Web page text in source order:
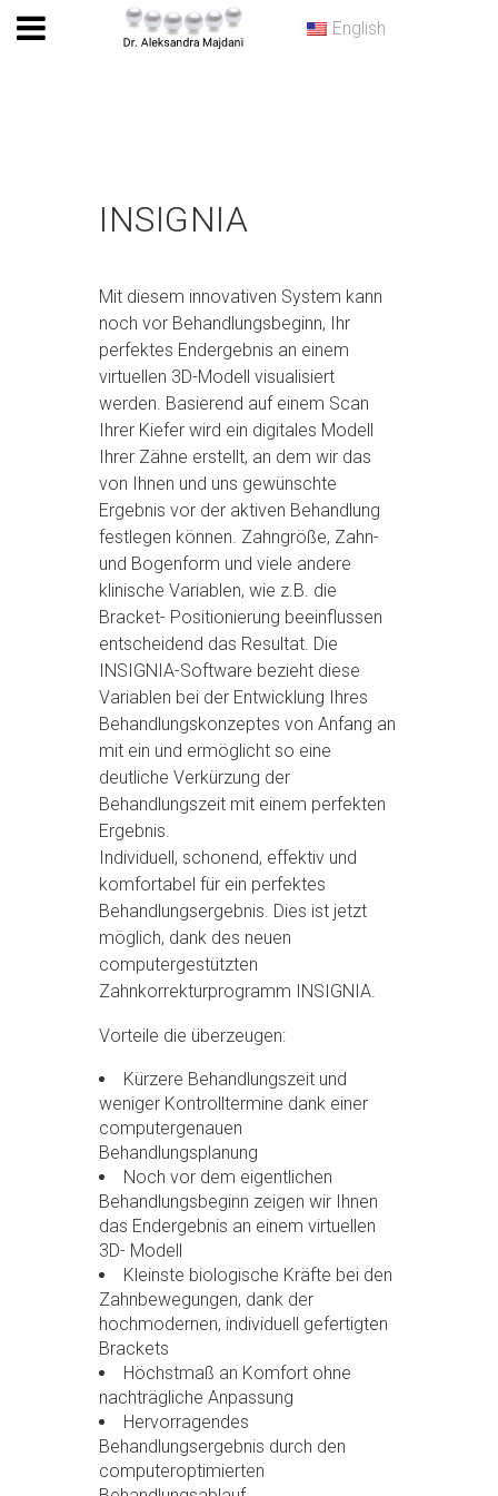
English
INSIGNIA
Mit diesem innovativen System kann
noch vor Behandlungsbeginn, Ihr
perfektes Endergebnis an einem
virtuellen 3D-Modell visualisiert
werden. Basierend auf einem Scan
Ihrer Kiefer wird ein digitales Modell
Ihrer Zähne erstellt, an dem wir das
von Ihnen und uns gewünschte
Ergebnis vor der aktiven Behandlung
festlegen können. Zahngröße, Zahn-
und Bogenform und viele andere
klinische Variablen, wie z.B. die
Bracket- Positionierung beeinflussen
entscheidend das Resultat. Die
INSIGNIA-Software bezieht diese
Variablen bei der Entwicklung Ihres
Behandlungskonzeptes von Anfang an
mit ein und ermöglicht so eine
deutliche Verkürzung der
Behandlungszeit mit einem perfekten
Ergebnis.
Individuell, schonend, effektiv und
komfortabel für ein perfektes
Behandlungsergebnis. Dies ist jetzt
möglich, dank des neuen
computergestützten
Zahnkorrekturprogramm INSIGNIA.
Vorteile die überzeugen:
Kürzere Behandlungszeit und
weniger Kontrolltermine dank einer
computergenauen
Behandlungsplanung
Noch vor dem eigentlichen
Behandlungsbeginn zeigen wir Ihnen
das Endergebnis an einem virtuellen
3D- Modell
Kleinste biologische Kräfte bei den
Zahnbewegungen, dank der
hochmodernen, individuell gefertigten
Brackets
Höchstmaß an Komfort ohne
nachträgliche Anpassung
Hervorragendes
Behandlungsergebnis durch den
computeroptimierten